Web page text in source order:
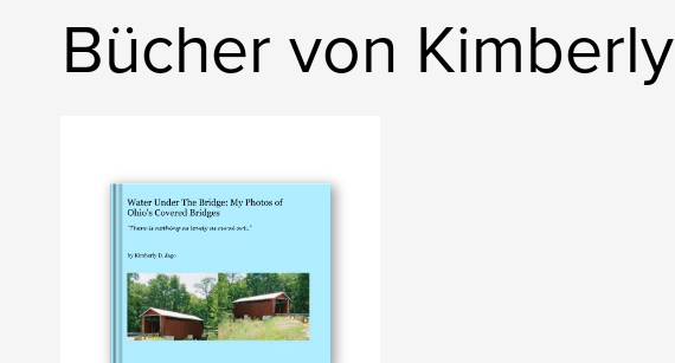
Bücher von Kimberly